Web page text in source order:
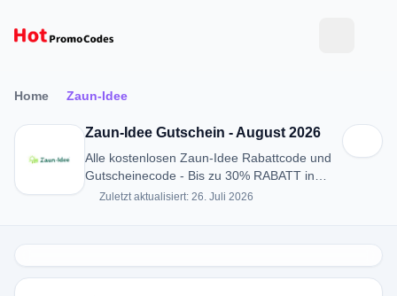
Home Zaun-Idee
Zaun-Idee Gutschein - August 2026
Alle kostenlosen Zaun-Idee Rabattcode und
Gutscheinecode - Bis zu 30% RABATT in
August 2026
Zuletzt aktualisiert: 26. Juli 2026